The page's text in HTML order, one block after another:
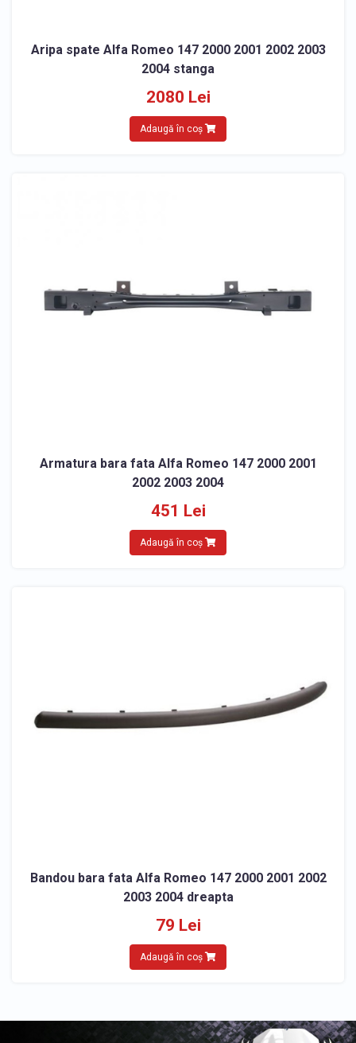
Aripa spate Alfa Romeo 147 2000 2001 2002 2003
2004 stanga
2080 Lei
Adaugă în coș
Armatura bara fata Alfa Romeo 147 2000 2001
2002 2003 2004
451 Lei
Adaugă în coș
Bandou bara fata Alfa Romeo 147 2000 2001 2002
2003 2004 dreapta
79 Lei
Adaugă în coș